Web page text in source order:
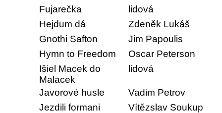
Fujarečka
lidová
Hejdum dá
Zdeněk Lukáš
Gnothi Safton
Jim Papoulis
Hymn to Freedom
Oscar Peterson
Išiel Macek do
Malacek
lidová
Javorové husle
Vadim Petrov
Jezdili formani
Vítězslav Soukup